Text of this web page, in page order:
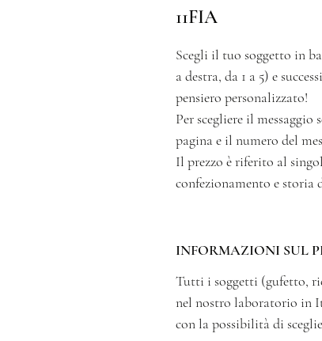
11FIA
Scegli il tuo soggetto in
a destra, da 1 a 5) e
pensiero personalizzato!
Per scegliere il
pagina e il numero del
Il prezzo è riferito al
confezionamento e storia
INFORMAZIONI SUL
Tutti i soggetti (gufetto,
nel nostro laboratorio in
con la possibilità di